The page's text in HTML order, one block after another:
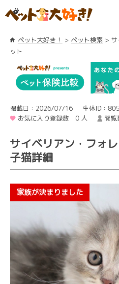
ペット大好き！ ペット検索
ット
掲載日：2026/07/16
生体ID：
お気に入り登録数 0 人
閲
サイベリアン・フォ
子猫詳細